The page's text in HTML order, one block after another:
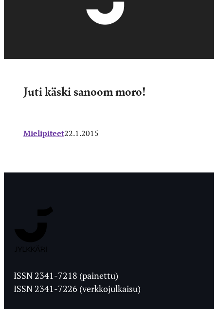
Juti käski sanoom moro!
Mielipiteet22.1.2015
Ylioppilaslehti
ISSN 2341-7218 (painettu)
ISSN 2341-7226 (verkkojulkaisu)